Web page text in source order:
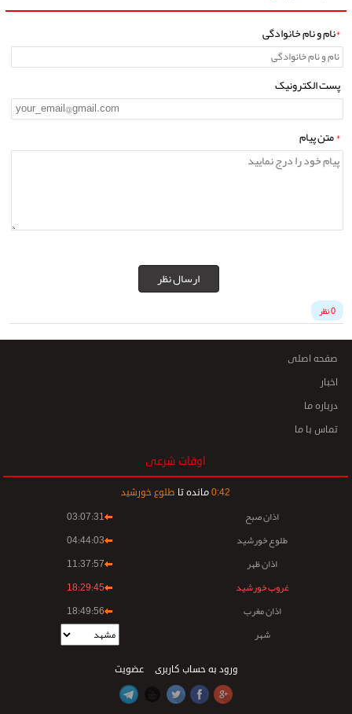
*نام و نام خانوادگی
پست الکترونیک
*متن پیام
ارسال نظر
0 نظر
صفحه اصلی
اخبار
درباره ما
تماس با ما
اوقات شرعی
0:42 مانده تا طلوع خورشید
اذان صبح
03:07:31
طلوع خورشید
04:44:03
اذان ظهر
11:37:57
غروب خورشید
18:29:45
اذان مغرب
18:49:56
شهر
عضویت ورود به حساب کاربری